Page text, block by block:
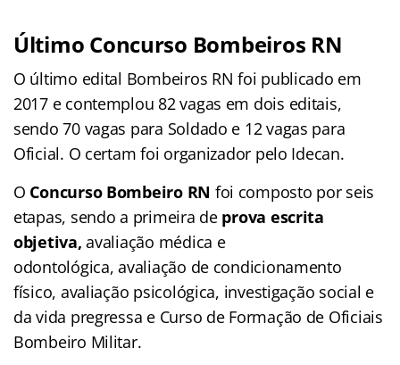
Último Concurso Bombeiros RN
O último edital Bombeiros RN foi publicado em
2017 e contemplou 82 vagas em dois editais,
sendo 70 vagas para Soldado e 12 vagas para
Oficial. O certam foi organizador pelo Idecan.
O Concurso Bombeiro RN foi composto por seis
etapas, sendo a primeira de prova escrita
objetiva, avaliação médica e
odontológica, avaliação de condicionamento
físico, avaliação psicológica, investigação social e
da vida pregressa e Curso de Formação de Oficiais
Bombeiro Militar.